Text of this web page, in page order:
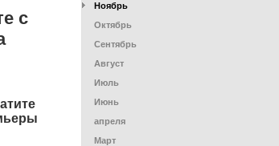
с
Ноябрь
Октябрь
Сентябрь
Август
Июль
Июнь
апреля
Mарт